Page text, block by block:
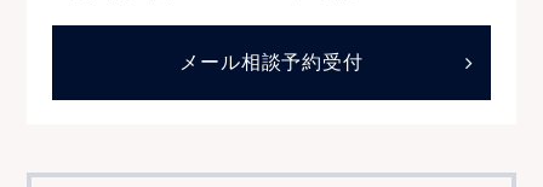
メール相談予約受付